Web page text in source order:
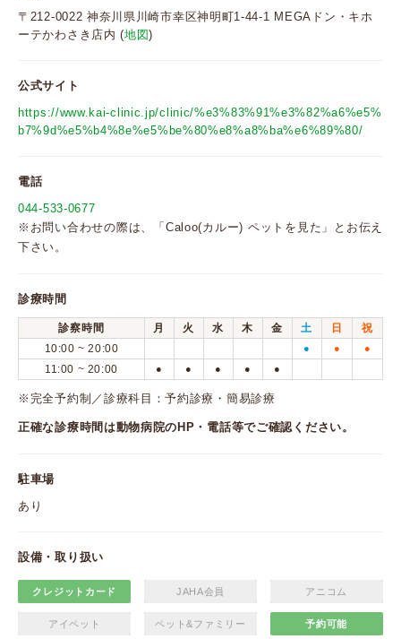
〒212-0022 神奈川県川崎市幸区神明町1-44-1 MEGAドン・キホ
ーテかわさき店内 (地図)
公式サイト
https://www.kai-clinic.jp/clinic/%e3%83%91%e3%82%a6%e5%
b7%9d%e5%b4%8e%e5%be%80%e8%a8%ba%e6%89%80/
電話
044-533-0677
※お問い合わせの際は、「Caloo(カルー) ペットを見た」とお伝え
下さい。
診療時間
診察時間 月 火 水 木 金 土 日
祝
10:00 ~ 20:00
● ● ●
11:00 ~ 20:00 ● ● ● ● ●
※完全予約制／診療科目：予約診療・簡易診療
正確な診療時間は動物病院のHP・電話等でご確認ください。
駐車場
あり
設備・取り扱い
クレジットカード JAHA会員 アニコム
アイペット ペット&ファミリー 予約可能